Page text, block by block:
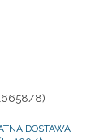
8)
DOSTAWA